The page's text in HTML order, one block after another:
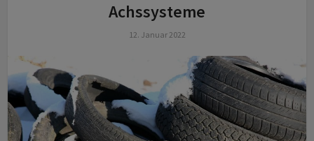
Achssysteme
12. Januar 2022